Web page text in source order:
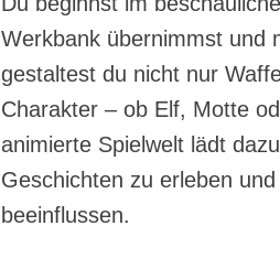
Werkbank übernimmst und
gestaltest du nicht nur
Charakter – ob Elf, Motte
animierte Spielwelt lädt
Geschichten zu erleben
beeinflussen.